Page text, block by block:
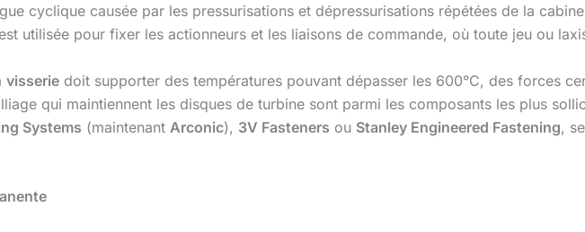
cyclique causée par les pressurisations et dépressurisations répétées de la
utilisée pour fixer les actionneurs et les liaisons de commande, où toute jeu ou
visserie doit supporter des températures pouvant dépasser les 600°C, des forces
qui maintiennent les disques de turbine sont parmi les composants les plus
Systems (maintenant Arconic), 3V Fasteners ou Stanley Engineered Fastening,